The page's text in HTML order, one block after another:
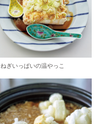
ぎいっぱいの温やっこ